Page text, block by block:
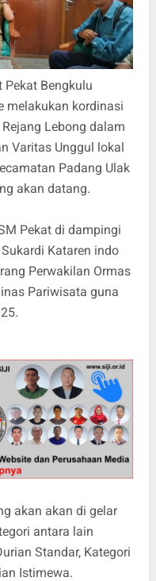
Bengkulu
melakukan kordinasi
Lebong dalam
Varitas Unggul lokal
Padang Ulak
akan datang.
Pekat di dampingi
Kataren indo
Perwakilan Ormas
Pariwisata guna
akan akan di gelar
antara lain
Standar, Kategori
Istimewa.